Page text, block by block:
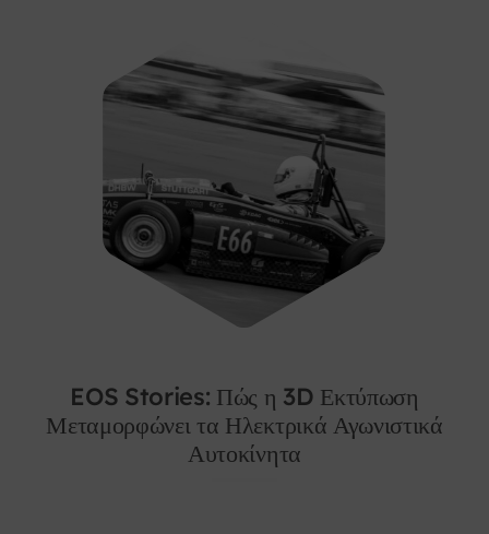
EOS Stories: Πώς η 3D Εκτύπωση
Μεταμορφώνει τα Ηλεκτρικά Αγωνιστικά
Αυτοκίνητα